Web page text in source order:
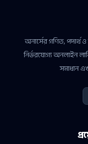
অনার্সের গণিত, পদার্থ
নির্ভরযোগ্য অনলাইন
সমাধান